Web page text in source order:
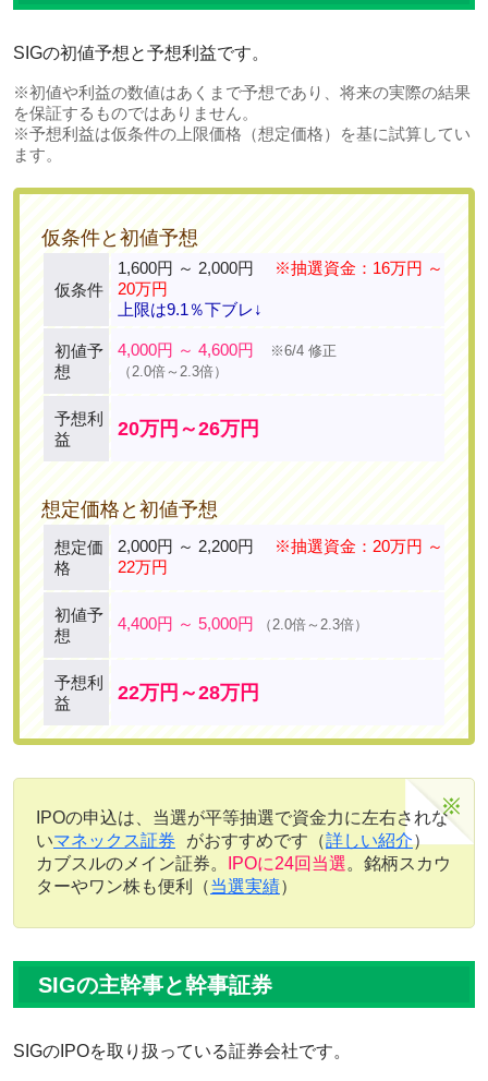
SIGの初値予想と予想利益です。
※初値や利益の数値はあくまで予想であり、将来の実際の結果
を保証するものではありません。
※予想利益は仮条件の上限価格（想定価格）を基に試算してい
ます。
仮条件と初値予想
仮条件
1,600円 ～ 2,000円
※抽選資金：16万円 ～
20万円
上限は9.1％下ブレ↓
初値予
想
4,000円 ～ 4,600円
※6/4 修正
（2.0倍～2.3倍）
予想利
益
20万円～26万円
想定価格と初値予想
想定価
格
2,000円 ～ 2,200円
※抽選資金：20万円 ～
22万円
初値予
想
4,400円 ～ 5,000円 （2.0倍～2.3倍）
予想利
益
22万円～28万円
IPOの申込は、当選が平等抽選で資金力に左右されな
いマネックス証券 がおすすめです（詳しい紹介）
カブスルのメイン証券。
IPOに24回当選。銘柄スカウ
ターやワン株も便利（当選実績）
SIGの主幹事と幹事証券
SIGのIPOを取り扱っている証券会社です。